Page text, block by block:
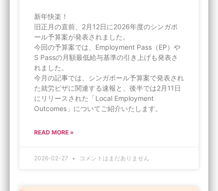
新年快楽！
旧正月の直前、2月12日に2026年度のシンガポ
ール予算案が発表されました。
今回の予算案では、Employment Pass（EP）や
S Passの月額最低給与基準の引き上げも発表さ
れました。
今月の記事では、シンガポール予算案で発表され
た就労ビザに関連する速報と、後半では2月11日
にリリースされた「Local Employment
Outcomes」についてご紹介いたします。
READ MORE »
2026-02-27 コメントはまだありません